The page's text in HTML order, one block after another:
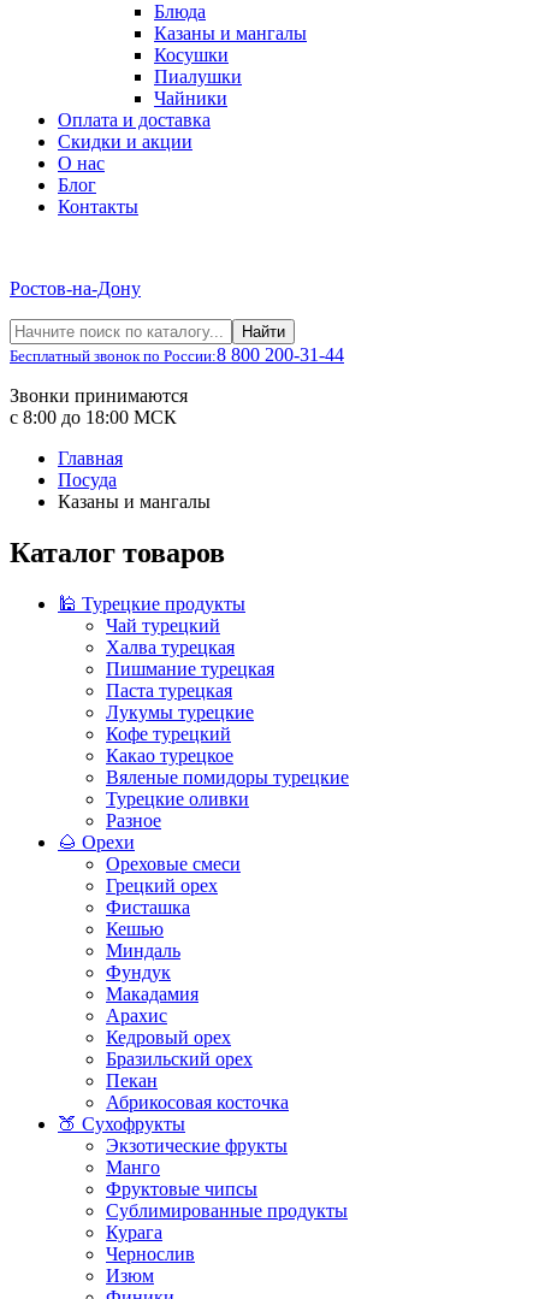
Блюда
Казаны и мангалы
Косушки
Пиалушки
Чайники
Оплата и доставка
Скидки и акции
О нас
Блог
Контакты
Ростов-на-Дону
Найти
Бесплатный звонок по России:8 800 200-31-44
Звонки принимаются
с 8:00 до 18:00 МСК
Главная
Посуда
Казаны и мангалы
Каталог товаров
🕌 Турецкие продукты
Чай турецкий
Халва турецкая
Пишмание турецкая
Паста турецкая
Лукумы турецкие
Кофе турецкий
Какао турецкое
Вяленые помидоры турецкие
Турецкие оливки
Разное
🌰 Орехи
Ореховые смеси
Грецкий орех
Фисташка
Кешью
Миндаль
Фундук
Макадамия
Арахис
Кедровый орех
Бразильский орех
Пекан
Абрикосовая косточка
🍑 Сухофрукты
Экзотические фрукты
Манго
Фруктовые чипсы
Сублимированные продукты
Курага
Чернослив
Изюм